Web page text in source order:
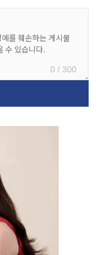
0 / 300